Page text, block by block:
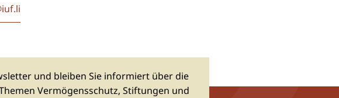
und bleiben Sie informiert über die
Vermögensschutz, Stiftungen und